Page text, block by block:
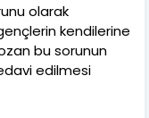
olarak
kendilerine
bu sorunun
edilmesi